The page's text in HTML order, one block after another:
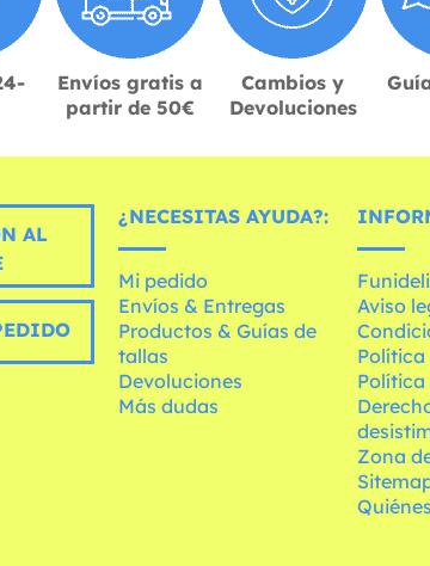
Envíos gratis a
partir de 50€
Cambios y
Devoluciones
AL
¿NECESITAS AYUDA?:
Mi pedido
Envíos & Entregas
Productos & Guías de
tallas
Devoluciones
Más dudas
Aviso
Política
Política
Zona